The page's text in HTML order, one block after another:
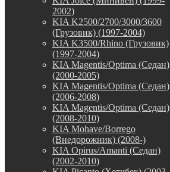
2002)
KIA K2500/2700/3000/3600
(Грузовик) (1997-2004)
KIA K3500/Rhino (Грузовик)
(1997-2004)
KIA Magentis/Optima (Седан)
(2000-2005)
KIA Magentis/Optima (Седан)
(2006-2008)
KIA Magentis/Optima (Седан)
(2008-2010)
KIA Mohave/Borrego
(Внедорожник) (2008-)
KIA Opirus/Amanti (Седан)
(2002-2010)